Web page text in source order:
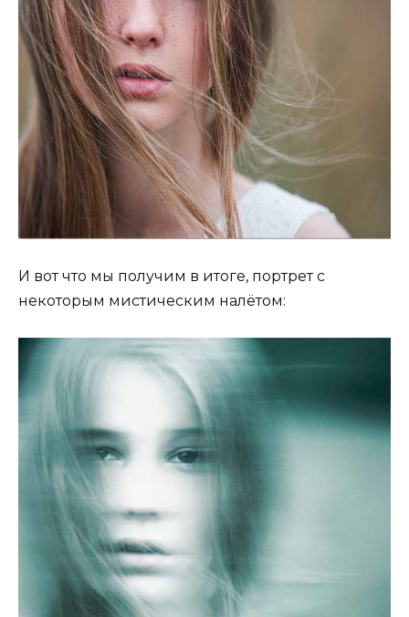
И вот что мы получим в итоге, портрет с
некоторым мистическим налётом: